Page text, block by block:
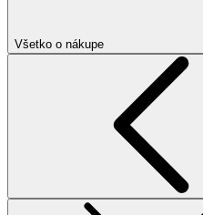
Všetko o nákupe